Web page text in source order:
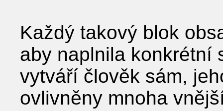
Každý takový blok
aby naplnila konkrétní
vytváří člověk sám,
ovlivněny mnoha